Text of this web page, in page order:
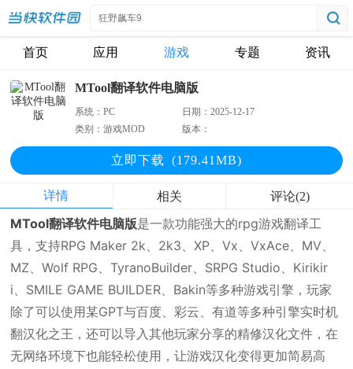
首页 应用 游戏 专题 资讯
MTool翻译软件电脑版
系统：PC 日期：2025-12-17
类别：游戏MOD 版本：
立即下载 (179.41MB)
详情 相关 评论(2)
MTool翻译软件电脑版是一款功能强大的rpg游戏翻译工
具，支持RPG Maker 2k、2k3、XP、Vx、VxAce、MV、
MZ、Wolf RPG、TyranoBuilder、SRPG Studio、Kirikir
i、SMILE GAME BUILDER、Bakin等多种游戏引擎，玩家
除了可以使用某GPT与百度、彩云、有道等多种引擎实时机
翻汉化之王，还可以导入其他玩家分享的精修汉化文件，在
无网络环境下也能轻松使用，让游戏汉化变得更加简易高